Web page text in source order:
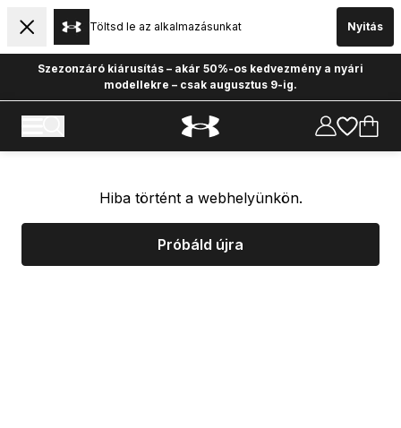
Töltsd le az alkalmazásunkat Nyitás
Szezonzáró kiárusítás – akár 50%-os kedvezmény a nyári
modellekre – csak augusztus 9-ig.
Hiba történt a webhelyünkön.
Próbáld újra